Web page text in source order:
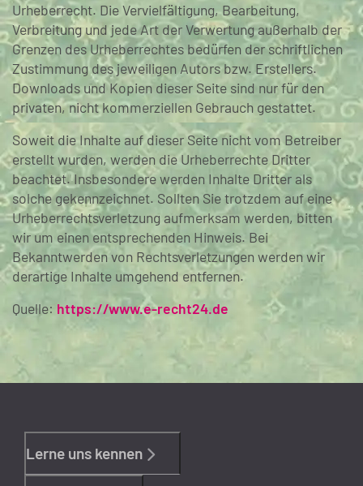
Urheberrecht. Die Vervielfältigung, Bearbeitung,
Verbreitung und jede Art der Verwertung außerhalb der
Grenzen des Urheberrechtes bedürfen der schriftlichen
Zustimmung des jeweiligen Autors bzw. Erstellers.
Downloads und Kopien dieser Seite sind nur für den
privaten, nicht kommerziellen Gebrauch gestattet.
Soweit die Inhalte auf dieser Seite nicht vom Betreiber
erstellt wurden, werden die Urheberrechte Dritter
beachtet. Insbesondere werden Inhalte Dritter als
solche gekennzeichnet. Sollten Sie trotzdem auf eine
Urheberrechtsverletzung aufmerksam werden, bitten
wir um einen entsprechenden Hinweis. Bei
Bekanntwerden von Rechtsverletzungen werden wir
derartige Inhalte umgehend entfernen.
Quelle: https://www.e-recht24.de
Lerne uns kennen